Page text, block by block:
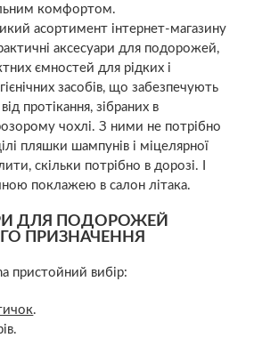
комфортом.
асортимент інтернет-магазину
аксесуари для подорожей,
ємностей для рідких і
засобів, що забезпечують
протікання, зібраних в
чохлі. З ними не потрібно
пляшки шампунів і міцелярної
скільки потрібно в дорозі. І
поклажею в салон літака.
ДЛЯ ПОДОРОЖЕЙ
ПРИЗНАЧЕННЯ
пристойний вибір:
.